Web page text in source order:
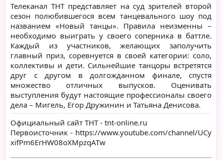
Телеканал ТНТ представляет на суд зрителей второй
сезон полюбившегося всем танцевального шоу под
названием «Новый танцы». Правила неизменны –
необходимо выиграть у своего соперника в баттле.
Каждый из участников, желающих заполучить
главный приз, соревнуется в своей категории: соло,
коллективы и дети. Сильнейшие танцоры встретятся
друг с другом в долгожданном финале, спустя
множество отличных выпусков. Оценивать
выступления будут настоящие профессионалы своего
дела – Мигель, Егор Дружинин и Татьяна Денисова.
Официальный сайт ТНТ - tnt-online.ru
Первоисточник - https://www.youtube.com/channel/UCy
xifPm6ErHW08oXMpzqATw